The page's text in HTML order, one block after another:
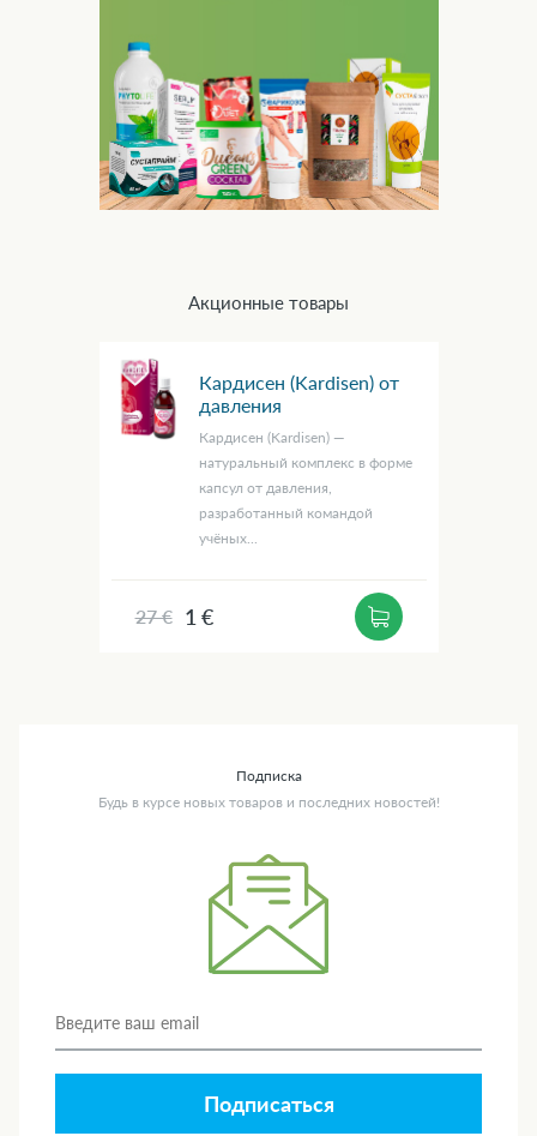
Акционные товары
Кардисен (Kardisen) от
давления
Кардисен (Kardisen) —
натуральный комплекс в форме
капсул от давления,
разработанный командой
учёных...
27 € 1 €
Подписка
Будь в курсе новых товаров и последних новостей!
Подписаться